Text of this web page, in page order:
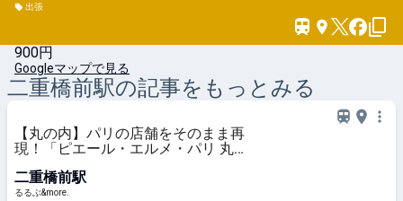
出張
900円
Googleマップで見る
二重橋前駅の記事をもっとみる
【丸の内】パリの店舗をそのまま再
現！「ピエール・エルメ・パリ 丸
堪能｜るるぶ&more.
二重橋前駅
るるぶ&more.